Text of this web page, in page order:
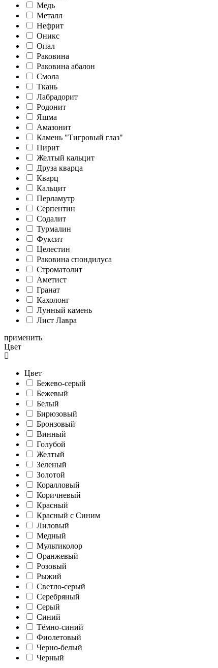
Медь
Металл
Нефрит
Оникс
Опал
Раковина
Раковина абалон
Смола
Ткань
Лабрадорит
Родонит
Яшма
Амазонит
Камень "Тигровый глаз"
Пирит
Желтый кальцит
Друза кварца
Кварц
Кальцит
Перламутр
Серпентин
Содалит
Турмалин
Фуксит
Целестин
Раковина спондилуса
Cтроматолит
Аметист
Гранат
Кахолонг
Лунный камень
Лист Лавра
применить
Цвет
Цвет
Бежево-серый
Бежевый
Белый
Бирюзовый
Бронзовый
Винный
Голубой
Желтый
Зеленый
Золотой
Коралловый
Коричневый
Красный
Красный с Синим
Лиловый
Медный
Мультиколор
Оранжевый
Розовый
Рыжий
Светло-серый
Серебряный
Серый
Синий
Тёмно-синий
Фиолетовый
Черно-белый
Черный